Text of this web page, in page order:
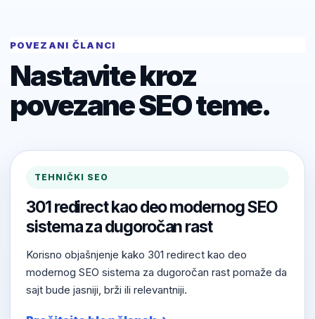
POVEZANI ČLANCI
Nastavite kroz
povezane SEO teme.
TEHNIČKI SEO
301 redirect kao deo modernog SEO
sistema za dugoročan rast
Korisno objašnjenje kako 301 redirect kao deo
modernog SEO sistema za dugoročan rast pomaže da
sajt bude jasniji, brži ili relevantniji.